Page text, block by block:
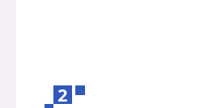
2